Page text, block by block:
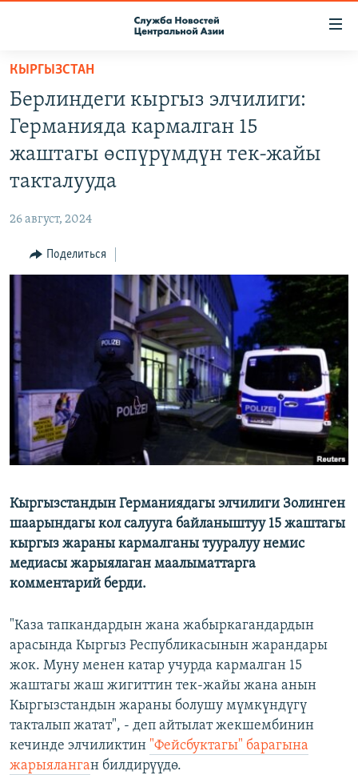
Вернуться
основному
содержанию
Вернутся
главной
Вернутся
поиску
ПОДПИСКА
КОНТАКТЫ
МИГРАНТ МЕДИА
КЫРГЫЗСТАН
Берлиндеги кыргыз элчилиги:
Германияда кармалган 15
жаштагы өспүрүмдүн тек-жайы
такталууда
26 август, 2024
Поделиться
Кыргызстандын Германиядагы элчилиги Золинген
шаарындагы кол салууга байланыштуу 15 жаштагы
кыргыз жараны кармалганы тууралуу немис
медиасы жарыялаган маалыматтарга
комментарий берди.
"Каза тапкандардын жана жабыркагандардын
арасында Кыргыз Республикасынын жарандары
жок. Муну менен катар учурда кармалган 15
жаштагы жаш жигиттин тек-жайы жана анын
Кыргызстандын жараны болушу мүмкүндүгү
такталып жатат", - деп айтылат жекшембинин
кечинде элчиликтин "Фейсбуктагы" барагына
жарыяланган билдирүүдө.